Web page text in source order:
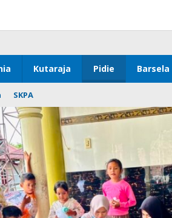
Kutaraja Pidie Barsela
SKPA